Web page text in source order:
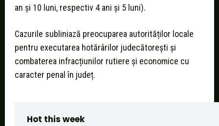
an și 10 luni, respectiv 4 ani și 5 luni).
Cazurile subliniază preocuparea autorităților locale
pentru executarea hotărârilor judecătorești și
combaterea infracțiunilor rutiere și economice cu
caracter penal în județ.
Hot this week